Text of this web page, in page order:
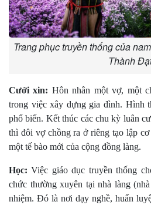
Trang phục truyền thống của
Thành
C­ưới xin: Hôn nhân một vợ, một
trong việc xây dựng gia đình. Hình
phổ biến. Kết thúc các chu kỳ luân
thì đôi vợ chồng ra ở riêng tạo lập
một tế bào mới của cộng đồng làng.
Học:Việc giáo dục truyền thống
chức thư­ờng xuyên tại nhà làng
nhiệm. Đó là nơi dạy nghề, huấn